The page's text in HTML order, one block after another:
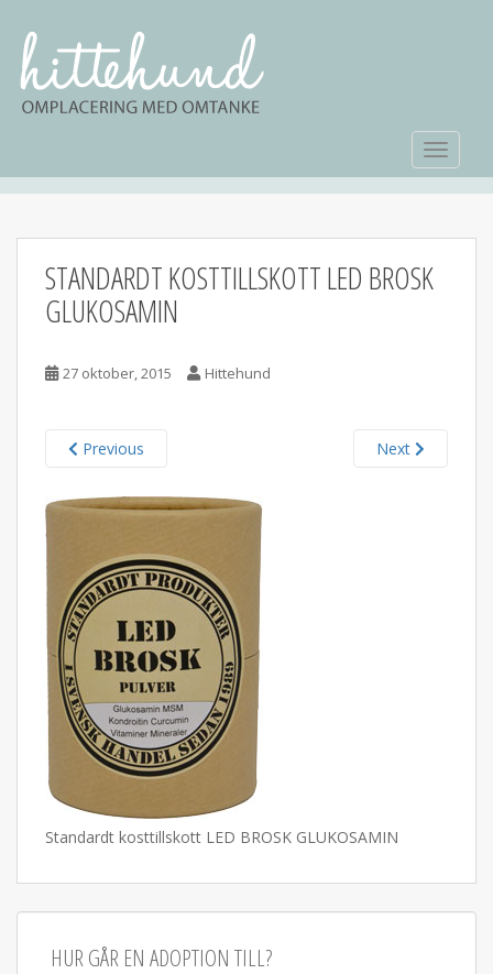
STANDARDT KOSTTILLSKOTT LED BROSK
GLUKOSAMIN
27 oktober, 2015 Hittehund
Previous Next
Standardt kosttillskott LED BROSK GLUKOSAMIN
HUR GÅR EN ADOPTION TILL?